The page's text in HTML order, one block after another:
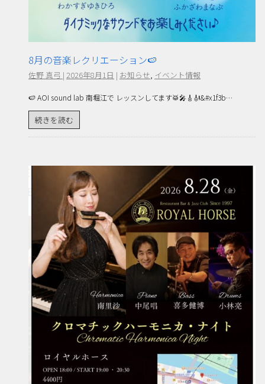
8月の音楽レクリエーション🍉
佐野 真弓 | 2026年8月1日 | お知らせ, イベント情報
🍉 AOI sound lab 南堀江で レッスンしてます🥁🎤🎸🎻&#x1f3b…
続きを読む